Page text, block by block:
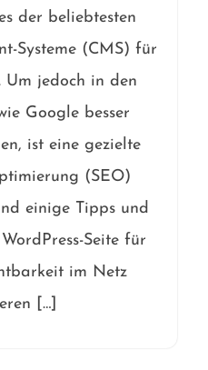
der beliebtesten
Systeme (CMS) für
Um jedoch in den
Google besser
ist eine gezielte
(SEO)
einige Tipps und
Seite für
im Netz
[…]